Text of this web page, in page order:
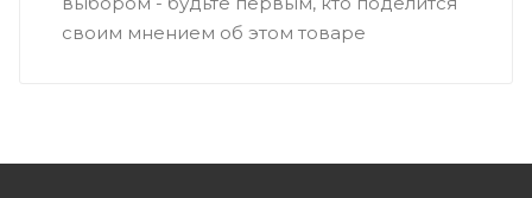
своим мнением об этом товаре